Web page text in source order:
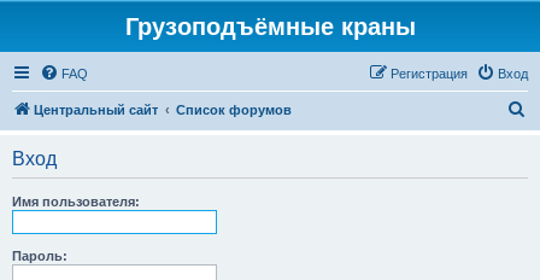
Грузоподъёмные краны
FAQ Вход
Регистрация
Центральный сайт Список форумов
Вход
Имя пользователя:
Пароль: